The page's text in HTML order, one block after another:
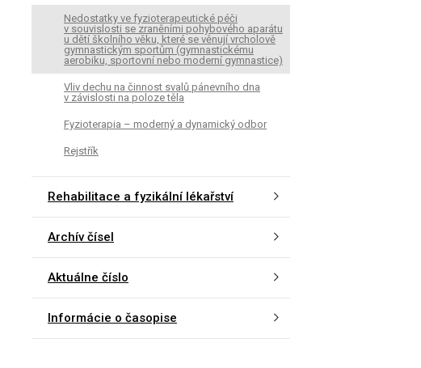
Nedostatky ve fyzioterapeutické péči
v souvislosti se zraněními pohybového aparátu
u dětí školního věku, které se věnují vrcholově
gymnastickým sportům (gymnastickému
aerobiku, sportovní nebo moderní gymnastice)
Vliv dechu na činnost svalů pánevního dna
v závislosti na poloze těla
Fyzioterapia – moderný a dynamický odbor
Rejstřík
Rehabilitace a fyzikální lékařství
Archív čísel
Aktuálne číslo
Informácie o časopise